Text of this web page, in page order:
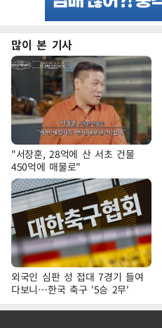
많이 본 기사
"서장훈, 28억에 산 서초 건물
450억에 매물로"
외국인 심판 성 접대 7경기 들여
다보니…한국 축구 '5승 2무'